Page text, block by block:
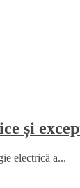
și
electrică a...